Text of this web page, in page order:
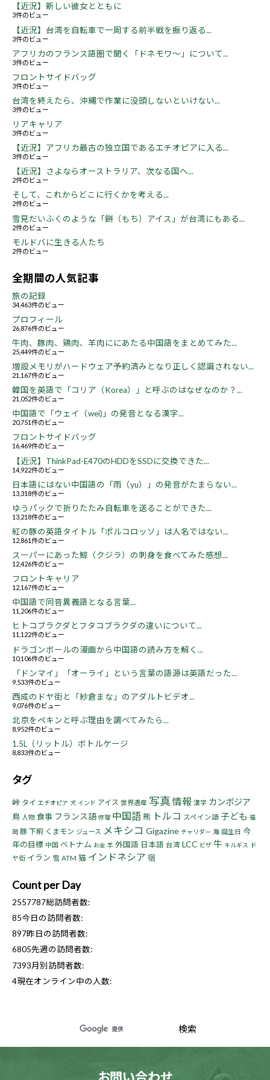
【近況】新しい彼女とともに
3件のビュー
【近況】台湾を自転車で一周する前半戦を振り返る...
3件のビュー
アフリカのフランス語圏で聞く「ドネモワ～」について...
3件のビュー
フロントサイドバッグ
3件のビュー
台湾を終えたら、沖縄で作業に没頭しないといけない...
3件のビュー
リアキャリア
3件のビュー
【近況】アフリカ最古の独立国であるエチオピアに入る...
3件のビュー
【近況】さよならオーストラリア、次なる国へ...
2件のビュー
そして、これからどこに行くかを考える...
2件のビュー
雪見だいふくのような「餅（もち）アイス」が台湾にもある...
2件のビュー
モルドバに生きる人たち
2件のビュー
全期間の人気記事
旅の記録
34,463件のビュー
プロフィール
26,876件のビュー
牛肉、豚肉、鶏肉、羊肉ににあたる中国語をまとめてみた...
25,449件のビュー
増設メモリがハードウェア予約済みとなり正しく認識されない...
21,167件のビュー
韓国を英語で「コリア（Korea）」と呼ぶのはなぜなのか？...
21,052件のビュー
中国語で「ウェイ（wei)」の発音となる漢字...
20,751件のビュー
フロントサイドバッグ
16,469件のビュー
【近況】ThinkPad-E470のHDDをSSDに交換できた...
14,922件のビュー
日本語にはない中国語の「雨（yu）」の発音がたまらない...
13,318件のビュー
ゆうパックで折りたたみ自転車を送ることができた...
13,218件のビュー
紅の豚の英語タイトル「ポルコロッソ」は人名ではない...
12,861件のビュー
スーパーにあった鯨（クジラ）の刺身を食べてみた感想...
12,426件のビュー
フロントキャリア
12,167件のビュー
中国語で同音異義語となる言葉...
11,206件のビュー
ヒトコブラクダとフタコブラクダの違いについて...
11,122件のビュー
ドラゴンボールの漫画から中国語の読み方を解く...
10,106件のビュー
「ドンマイ」「オーライ」という言葉の語源は英語だった...
9,533件のビュー
西成のドヤ街と「紗倉まな」のアダルトビデオ...
9,076件のビュー
北京をペキンと呼ぶ理由を調べてみたら...
8,952件のビュー
1.5L（リットル）ボトルケージ
8,833件のビュー
タグ
峠 タイ エチオピア 犬 インド アイス 世界遺産 写真 情報 漢字 カンボジア
鳥 人物 食事 フランス語 修理 中国語熊 トルコ スペイン語 子ども 福
岡 豚 下痢 くまモン ジュース メキシコ Gigazine チャリダー 海 誕生日 今
年の目標 中国 ベトナム お金 羊 外国語 日本語 台湾 LCC ビザ 牛 キルギス
ド
ヤ街 イラン 雪 ATM 猫 インドネシア 宿
Count per Day
2557787総訪問者数:
85今日の訪問者数:
897昨日の訪問者数:
6805先週の訪問者数:
7393月別訪問者数:
4現在オンライン中の人数:
お問い合わせ